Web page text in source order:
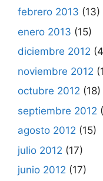
febrero 2013 (13)
enero 2013 (15)
diciembre 2012
noviembre 2012
octubre 2012 (18)
septiembre 2012
agosto 2012 (15)
julio 2012 (17)
junio 2012 (17)